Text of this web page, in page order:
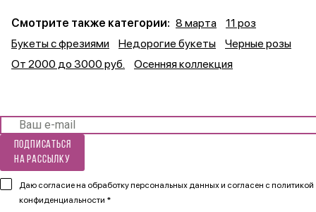
Смотрите также категории: 8 марта
11 роз
Букеты с фрезиями
Недорогие букеты
Черные розы
От 2000 до 3000 руб.
Осенняя коллекция
Подписаться
на рассылку
Даю согласие на обработку персональных данных и согласен с политикой
конфиденциальности *